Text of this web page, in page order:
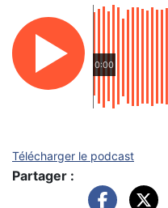
0:00
Télécharger le podcast
Partager :